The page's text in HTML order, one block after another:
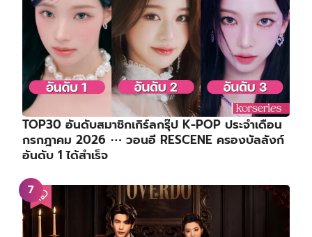
TOP30 อันดับสมาชิกเกิร์ลกรุ๊ป K-POP ประจำเดือน
กรกฎาคม 2026 ⋯ วอนอี RESCENE ครองบัลลังก์
อันดับ 1 ได้สำเร็จ